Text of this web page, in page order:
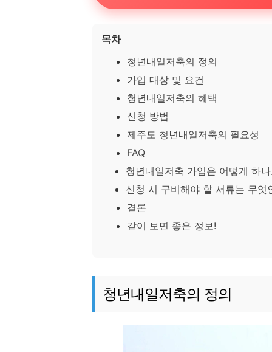
목차
청년내일저축의 정의
가입 대상 및 요건
청년내일저축의 혜택
신청 방법
제주도 청년내일저축의 필요성
FAQ
청년내일저축 가입은 어떻게 하
신청 시 구비해야 할 서류는 무엇
결론
같이 보면 좋은 정보!
청년내일저축의 정의